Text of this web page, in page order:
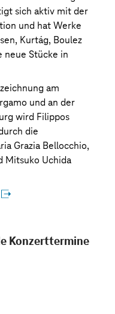
sich aktiv mit der
und hat Werke
Kurtág, Boulez
neue Stücke in
am
und an der
wird Filippos
die
Grazia Bellocchio,
Mitsuko Uchida
Konzerttermine